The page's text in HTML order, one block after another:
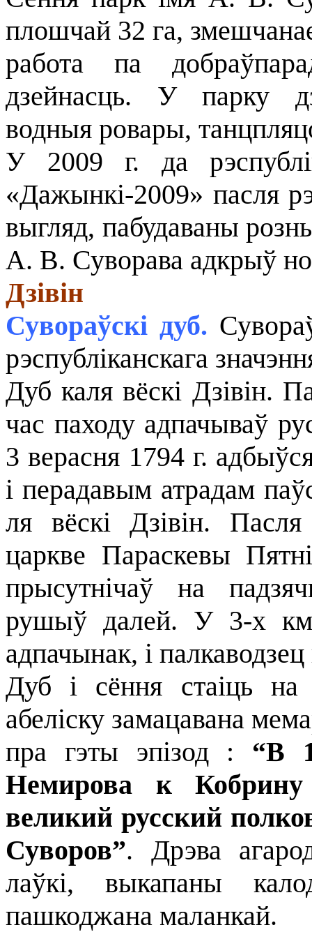
плошчай 32 га,
работа па
дзейнасць. У парку
водныя ровары,
У 2009 г. да
«Дажынкі-2009» пасля
выгляд, пабудаваны
А. В. Суворава адкрыў
Дзівін
Сувораўскі дуб.
рэспубліканскага
Дуб каля вёскі Дзівін.
час паходу адпачываў
3 верасня 1794 г.
і перадавым атрадам
ля вёскі Дзівін.
царкве Параскевы
прысутнічаў на
рушыў далей. У 3-х км
адпачынак, і
Дуб і сёння стаіць на
абеліску замацавана
пра гэты эпізод : “В
Немирова к
великий русский
Суворов”. Дрэва
лаўкі, выкапаны
пашкоджана маланкай.